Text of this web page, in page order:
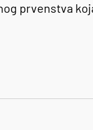
prvenstva